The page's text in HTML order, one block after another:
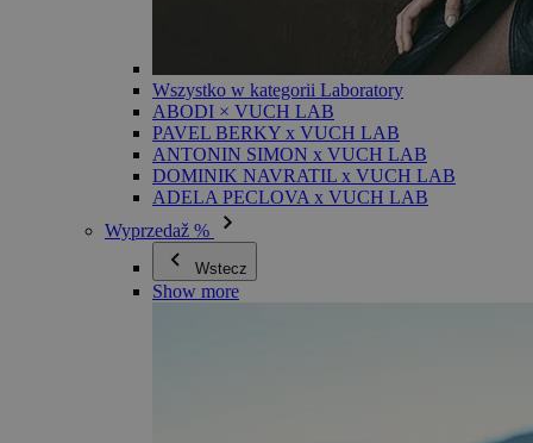
Wszystko w kategorii Laboratory
ABODI × VUCH LAB
PAVEL BERKY x VUCH LAB
ANTONIN SIMON x VUCH LAB
DOMINIK NAVRATIL x VUCH LAB
ADELA PECLOVA x VUCH LAB
Wyprzedaž %
Wstecz
Show more